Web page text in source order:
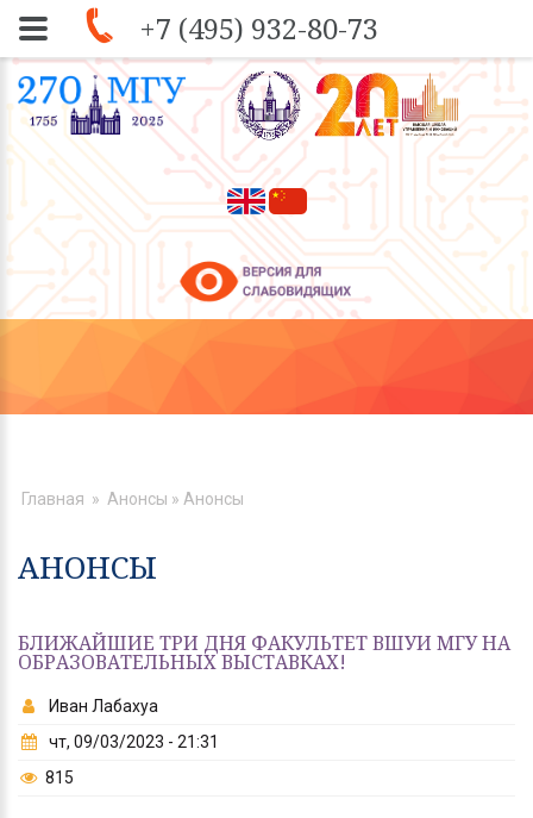
Skip to navigation
Перейти к основному содержанию
ВЫ ЗДЕСЬ
Главная » Анонсы » Анонсы
АНОНСЫ
БЛИЖАЙШИЕ ТРИ ДНЯ ФАКУЛЬТЕТ ВШУИ МГУ НА
ОБРАЗОВАТЕЛЬНЫХ ВЫСТАВКАХ!
Иван Лабахуа
чт, 09/03/2023 - 21:31
815
+7 (495) 932-80-73